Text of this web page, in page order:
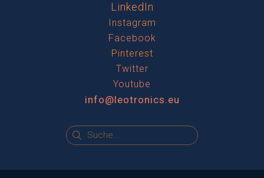
LinkedIn
Instagram
Facebook
Pinterest
Twitter
Youtube
info@leotronics.eu